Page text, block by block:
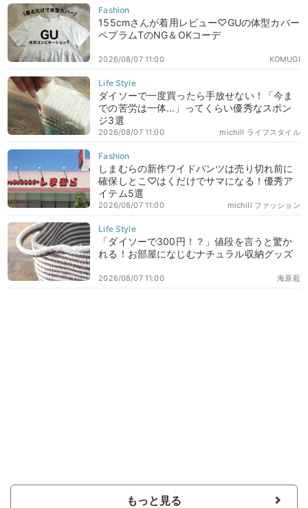
155cmさんが着用レビュー♡GUの体型カバー
ペプラムTのNG＆OKコーデ
KOMUGI
2026/08/07 11:00
ダイソーで一度買ったら手放せない！「今ま
での苦労は一体…」ってくらい優秀なスポン
ジ3選
michill ライフスタイル
2026/08/07 11:00
しまむらの新作ワイドパンツは売り切れ前に
確保しとこ♡はくだけでサマになる！優秀ア
イテム5選
michill ファッション
2026/08/07 11:00
「ダイソーで300円！？」値段を言うと驚か
れる！お部屋になじむナチュラル収納グッズ
海原藍
2026/08/07 11:00
もっと見る